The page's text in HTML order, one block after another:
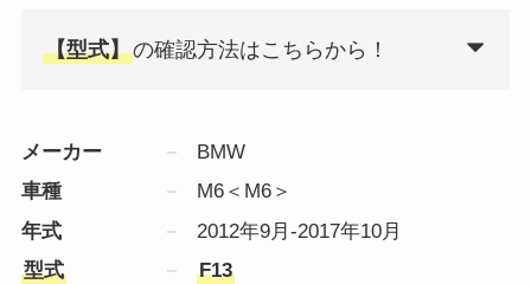
【型式】の確認方法はこちらから！
メーカー
BMW
車種
M6＜M6＞
年式
2012年9月-2017年10月
型式
F13